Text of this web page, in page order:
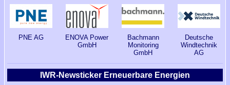
IWR-Newsticker Erneuerbare Energien
PNE AG
ENOVA Power
GmbH
Bachmann
Monitoring
GmbH
Deutsche
Windtechnik
AG